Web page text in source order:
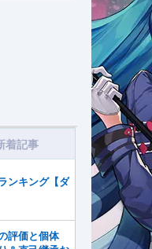
着記事
ンキング【ダ
評価と個体